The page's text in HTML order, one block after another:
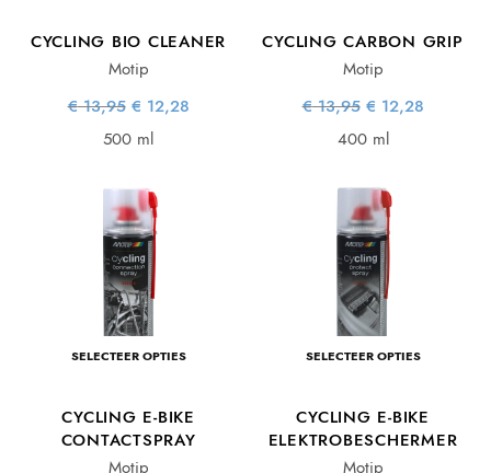
CYCLING BIO CLEANER
Motip
€13,95 Oorspronkelijke
prijs was:
€ 12,28
500 ml
CYCLING CARBON GRIP
Motip
€13,95 Oorspronkelijke
prijs was:
€ 12,28
400 ml
SELECTEER OPTIES
CYCLING E-BIKE
CONTACTSPRAY
Motip
SELECTEER OPTIES
CYCLING E-BIKE
ELEKTROBESCHERMER
Motip